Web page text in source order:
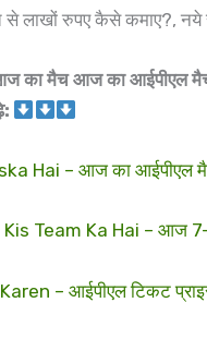
से लाखों रुपए कैसे कमाए?,
मैच आज का आईपीएल मैच
Hai – आज का आईपीएल
Team Ka Hai – आज
– आईपीएल टिकट